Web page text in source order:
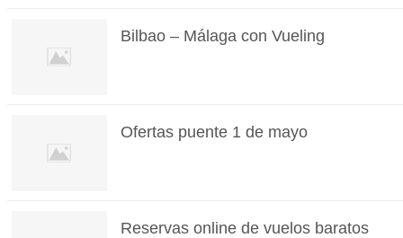
Bilbao – Málaga con Vueling
Ofertas puente 1 de mayo
Reservas online de vuelos baratos